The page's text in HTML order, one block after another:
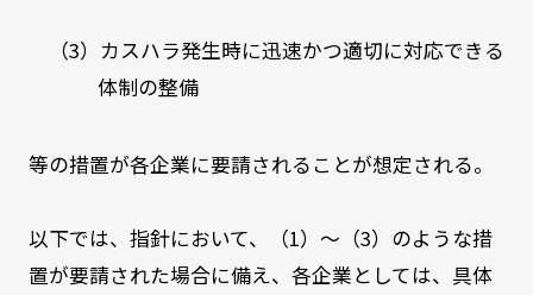
（3）カスハラ発生時に迅速かつ適切に対応できる
体制の整備
等の措置が各企業に要請されることが想定される。
以下では、指針において、（1）～（3）のような措
置が要請された場合に備え、各企業としては、具体